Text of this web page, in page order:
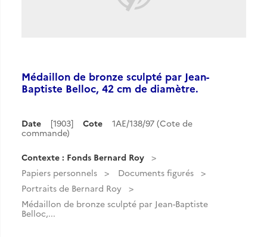
Médaillon de bronze sculpté par Jean-
Baptiste Belloc, 42 cm de diamètre.
Date [1903] Cote
1AE/138/97 (Cote de
commande)
Contexte : Fonds Bernard Roy
Papiers personnels
Documents figurés
Portraits de Bernard Roy
Médaillon de bronze sculpté par Jean-Baptiste
Belloc,...